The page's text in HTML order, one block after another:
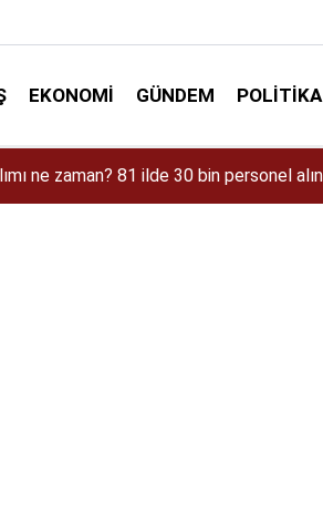
EKONOMI GÜNDEM POLITIKA
Pro Max Özellikleri ve Tahmini Fiyatı